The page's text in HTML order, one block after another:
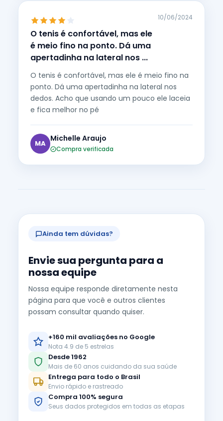
O tenis é confortável, mas ele
é meio fino na ponto. Dá uma
apertadinha na lateral nos ...
10/06/2024
O tenis é confortável, mas ele é meio fino na
ponto. Dá uma apertadinha na lateral nos
dedos. Acho que usando um pouco ele laceia
e fica melhor no pé
MA
Michelle Araujo
Compra verificada
Ainda tem dúvidas?
Envie sua pergunta para a
nossa equipe
Nossa equipe responde diretamente nesta
página para que você e outros clientes
possam consultar quando quiser.
+160 mil avaliações no Google
Nota 4.9 de 5 estrelas
Desde 1962
Mais de 60 anos cuidando da sua saúde
Entrega para todo o Brasil
Envio rápido e rastreado
Compra 100% segura
Seus dados protegidos em todas as etapas